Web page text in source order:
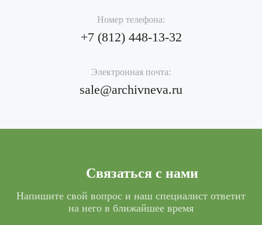
Номер телефона:
+7 (812) 448-13-32
Электронная почта:
sale@archivneva.ru
Связаться с нами
Напишите свой вопрос и наш специалист ответит
на него в ближайшее время